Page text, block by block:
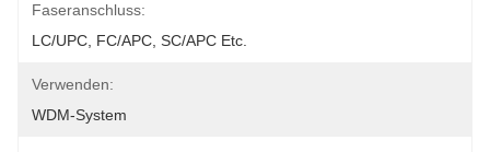
Faseranschluss:
LC/UPC, FC/APC, SC/APC Etc.
Verwenden:
WDM-System